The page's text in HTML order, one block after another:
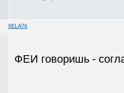
XELA76
ФЕИ говоришь -